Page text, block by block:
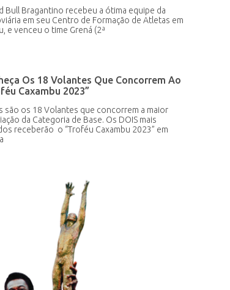
Bull Bragantino recebeu a ótima equipe da
em seu Centro de Formação de Atletas em
e venceu o time Grená (2ª
Os 18 Volantes Que Concorrem Ao
Caxambu 2023”
são os 18 Volantes que concorrem a maior
da Categoria de Base. Os DOIS mais
receberão o “Troféu Caxambu 2023” em